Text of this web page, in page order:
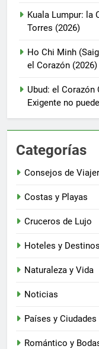
Kuala Lumpur: la
Torres (2026)
Ho Chi Minh
el Corazón (2026)
Ubud: el
Exigente no
Categorías
Consejos de
Costas y Playas
Cruceros de Lujo
Hoteles y
Naturaleza y Vida
Noticias
Países y Ciudades
Romántico y